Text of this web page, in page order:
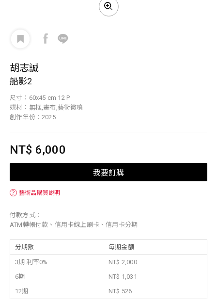
胡志誠
船影2
尺寸：60x45 cm 12 P
媒材：無框,畫布,藝術微噴
創作年份：2025
NT$ 6,000
我要訂購
？ 藝術品購買說明
付款方式：
ATM轉帳付款、信用卡線上刷卡、信用卡分期
分期數 每期金額
3期 利率0%
NT$ 2,000
6期
NT$ 1,031
12期
NT$ 526